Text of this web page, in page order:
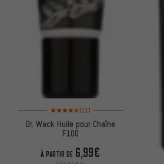
Note moyenne : 4,5 sur 5 d'après 11 avis
(11)
Dr. Wack Huile pour Chaîne
F100
À PARTIR DE 6,99€